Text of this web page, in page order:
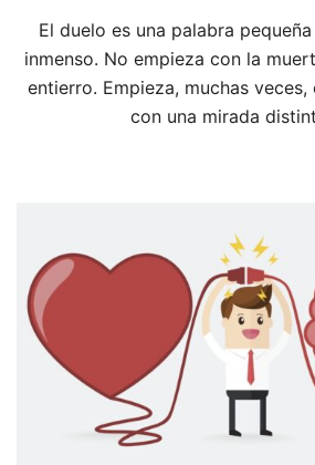
El duelo es una palabra
inmenso. No empieza con la
entierro. Empieza, muchas veces,
con una mirada